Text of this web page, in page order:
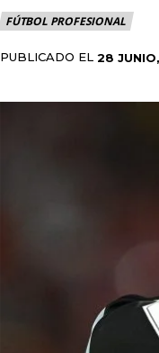
FÚTBOL PROFESIONAL
PUBLICADO EL 28